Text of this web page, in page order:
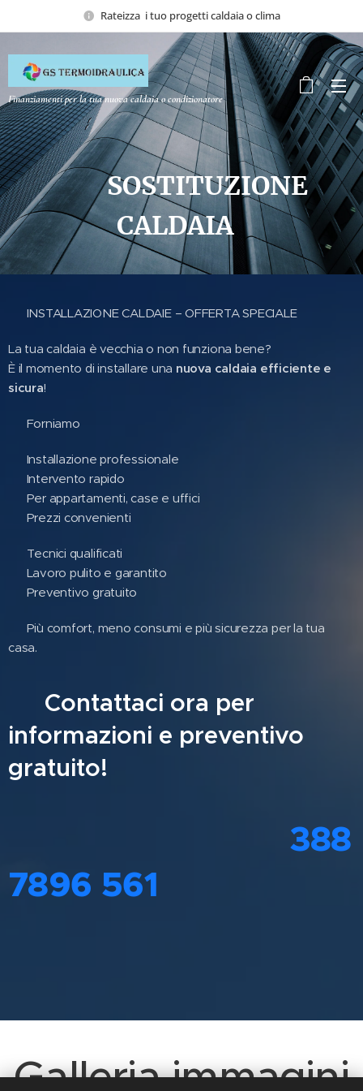
Rateizza i tuo progetti caldaia o clima
Finanziamenti per la tua nuova caldaia o condizionatore
SOSTITUZIONE
CALDAIA
🔥 INSTALLAZIONE CALDAIE – OFFERTA SPECIALE 🔥
La tua caldaia è vecchia o non funziona bene?
È il momento di installare una nuova caldaia efficiente e
sicura!
Forniamo
🔧 Installazione professionale
⚡ Intervento rapido
🏠 Per appartamenti, case e uffici
💰 Prezzi convenienti
✅ Tecnici qualificati
✅ Lavoro pulito e garantito
✅ Preventivo gratuito
🔥 Più comfort, meno consumi e più sicurezza per la tua
casa.
📞 Contattaci ora per
informazioni e preventivo
gratuito!
388
7896 561
Galleria immagini